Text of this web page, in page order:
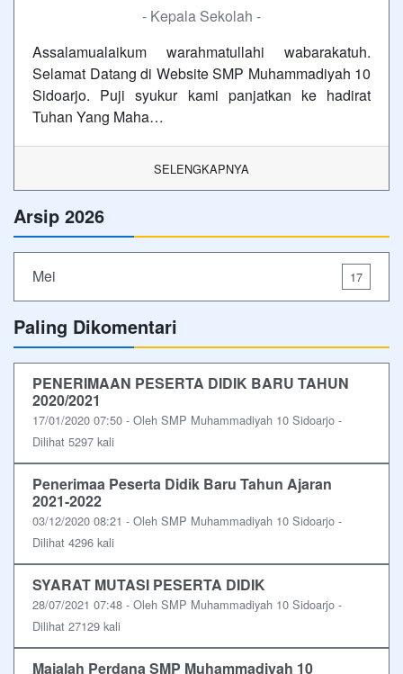
- Kepala Sekolah -
Assalamualaikum warahmatullahi wabarakatuh.
Selamat Datang di Website SMP Muhammadiyah 10
Sidoarjo. Puji syukur kami panjatkan ke hadirat
Tuhan Yang Maha…
SELENGKAPNYA
Arsip 2026
Mei 17
Paling Dikomentari
PENERIMAAN PESERTA DIDIK BARU TAHUN
2020/2021
17/01/2020 07:50 - Oleh SMP Muhammadiyah 10 Sidoarjo -
Dilihat 5297 kali
Penerimaa Peserta Didik Baru Tahun Ajaran
2021-2022
03/12/2020 08:21 - Oleh SMP Muhammadiyah 10 Sidoarjo -
Dilihat 4296 kali
SYARAT MUTASI PESERTA DIDIK
28/07/2021 07:48 - Oleh SMP Muhammadiyah 10 Sidoarjo -
Dilihat 27129 kali
Majalah Perdana SMP Muhammadiyah 10